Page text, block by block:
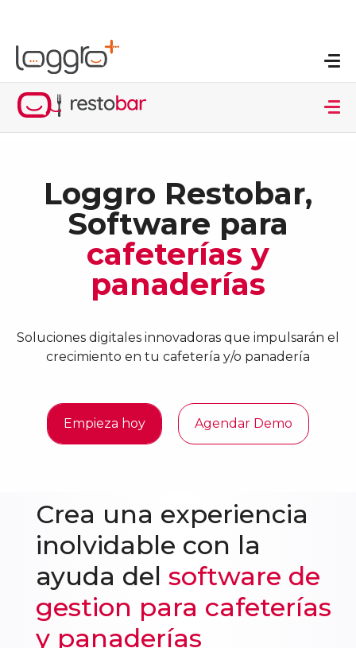
Loggro Restobar,
Software para
cafeterías y
panaderías
Soluciones digitales innovadoras que impulsarán el
crecimiento en tu cafetería y/o panadería
Empieza hoy Agendar Demo
Crea una experiencia
inolvidable con la
ayuda del software de
gestion para cafeterías
y panaderías